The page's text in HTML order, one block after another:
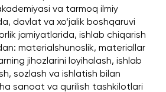
va tarmoq ilmiy
davlat va xo‘jalik boshqaruvi
jamiyatlarida, ishlab chiqarish
materialshunoslik, materiallar
jihozlarini loyihalash, ishlab
sozlash va ishlatish bilan
sanoat va qurilish tashkilotlari